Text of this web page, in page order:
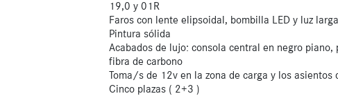
19,0 y 01R
Faros con lente elipsoidal, bombilla LED y luz
Pintura sólida
Acabados de lujo: consola central en negro
fibra de carbono
Toma/s de 12v en la zona de carga y los asientos
Cinco plazas ( 2+3 )